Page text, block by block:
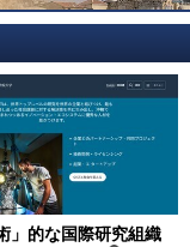
」的な国際研究組織